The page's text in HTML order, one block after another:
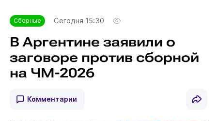
Сборные Сегодня 15:30
В Аргентине заявили о
заговоре против сборной
на ЧМ-2026
Комментарии